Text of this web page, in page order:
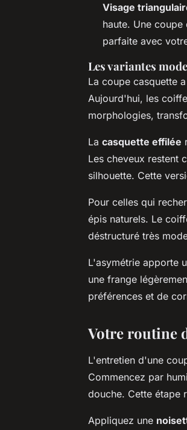
Visage
haute. Une
parfaite avec
Les variantes
La coupe casquette
Aujourd'hui, les
morphologies,
La casquette effilée
Les cheveux restent
silhouette. Cette
Pour celles qui
épis naturels. Le
déstructuré très
L'asymétrie apporte
une frange
préférences et de
Votre routine
L'entretien d'une
Commencez par
douche. Cette étape
Appliquez une